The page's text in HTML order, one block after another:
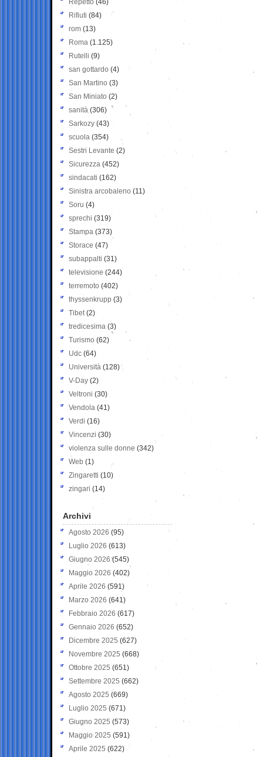
Repetto (46)
Rifiuti (84)
rom (13)
Roma (1.125)
Rutelli (9)
san gottardo (4)
San Martino (3)
San Miniato (2)
sanità (306)
Sarkozy (43)
scuola (354)
Sestri Levante (2)
Sicurezza (452)
sindacati (162)
Sinistra arcobaleno (11)
Soru (4)
sprechi (319)
Stampa (373)
Storace (47)
subappalti (31)
televisione(244)
terremoto (402)
thyssenkrupp (3)
Tibet(2)
tredicesima (3)
Turismo (62)
Udc (64)
Università (128)
V-Day (2)
Veltroni (30)
Vendola (41)
Verdi (16)
Vincenzi (30)
violenza sulle donne (342)
Web (1)
Zingaretti (10)
zingari (14)
Archivi
Agosto 2026 (95)
Luglio 2026 (613)
Giugno 2026 (545)
Maggio 2026 (402)
Aprile 2026 (591)
Marzo 2026 (641)
Febbraio 2026 (617)
Gennaio 2026 (652)
Dicembre 2025 (627)
Novembre 2025 (668)
Ottobre 2025 (651)
Settembre 2025 (662)
Agosto 2025 (669)
Luglio 2025 (671)
Giugno 2025 (573)
Maggio 2025 (591)
Aprile 2025 (622)